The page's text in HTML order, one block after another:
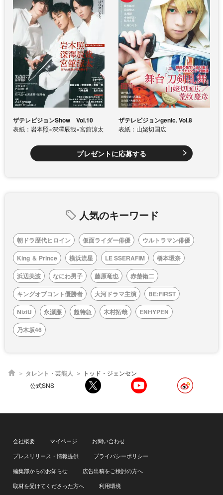
ザテレビジョンShow Vol.10
表紙：岩本照×深澤辰哉×宮舘涼太
ザテレビジョンgenic. Vol.8
表紙：山姥切国広
プレゼントに応募する
人気のキーワード
朝ドラ歴代ヒロイン 仮面ライダー俳優
ウルトラマン俳優
King ＆ Prince
横浜流星 LE SSERAFIM
橋本環奈
浜辺美波
なにわ男子 藤原竜也
赤楚衛二
キングオブコント優勝者
大河ドラマ主演
BE:FIRST
NiziU
永瀬廉 超特急 木村拓哉
ENHYPEN
乃木坂46
タレント・芸能人
トッド・ジェンセン
公式SNS
会社概要 マイページ
お問い合わせ
プレスリリース・情報提供
プライバシーポリシー
編集部からのお知らせ
広告出稿をご検討の方へ
取材を受けてくださった方へ
利用環境